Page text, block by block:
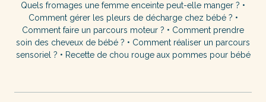
Quels fromages une femme enceinte peut-elle manger ? •
Comment gérer les pleurs de décharge chez bébé ? •
Comment faire un parcours moteur ? • Comment prendre
soin des cheveux de bébé ? • Comment réaliser un parcours
sensoriel ? • Recette de chou rouge aux pommes pour bébé